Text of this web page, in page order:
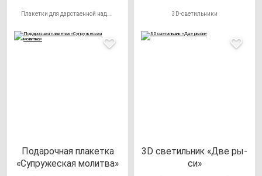
Пода­роч­ная пла­кет­ка
«Суп­ру­жес­кая мо­лит­ва»
3D-светильники
3D све­тиль­ник «Две ры­
си»